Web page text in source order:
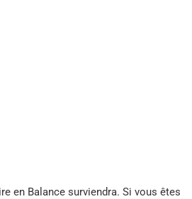
en Balance surviendra. Si vous êtes